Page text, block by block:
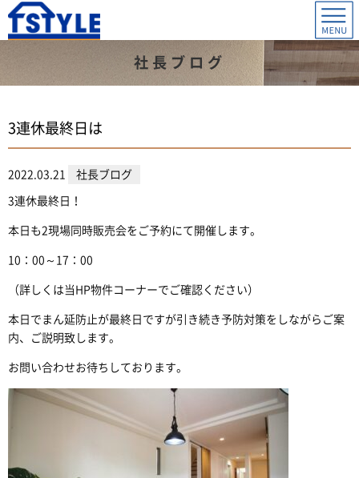
社長ブログ
3連休最終日は
2022.03.21 社長ブログ
3連休最終日！
本日も2現場同時販売会をご予約にて開催します。
10：00～17：00
（詳しくは当HP物件コーナーでご確認ください）
本日でまん延防止が最終日ですが引き続き予防対策をしながらご案
内、ご説明致します。
お問い合わせお待ちしております。